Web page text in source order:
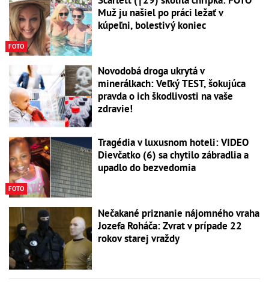
FOTO
Muž ju našiel po práci ležať v
kúpeľni, bolestivý koniec
Novodobá droga ukrytá v
minerálkach: Veľký TEST, šokujúca
pravda o ich škodlivosti na vaše
zdravie!
FOTO
Tragédia v luxusnom hoteli: VIDEO
Dievčatko (6) sa chytilo zábradlia a
upadlo do bezvedomia
Nečakané priznanie nájomného vraha
Jozefa Roháča: Zvrat v prípade 22
rokov starej vraždy